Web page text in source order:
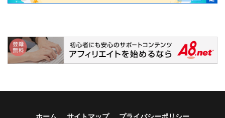
ホーム サイトマップ プライバシーポリシー